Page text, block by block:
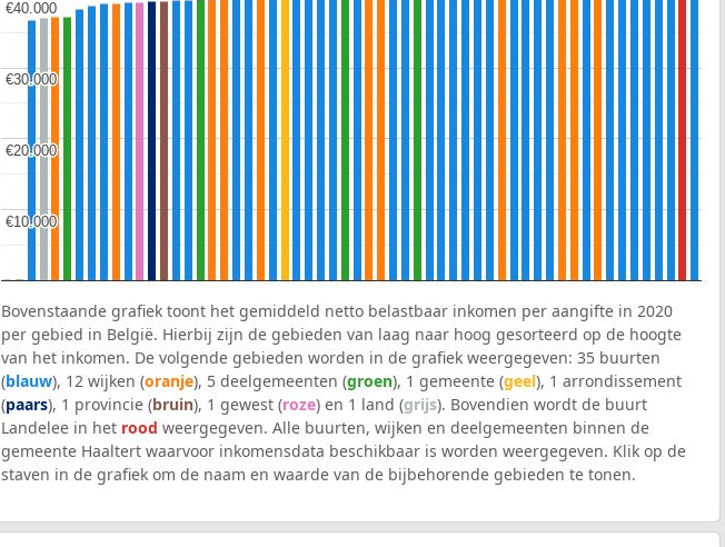
€10.000
€10.000
€20.000
€20.000
€30.000
€30.000
€40.000
€40.000
Bovenstaande grafiek toont het gemiddeld netto belastbaar inkomen per aangifte in 2020
per gebied in België. Hierbij zijn de gebieden van laag naar hoog gesorteerd op de hoogte
van het inkomen. De volgende gebieden worden in de grafiek weergegeven: 35 buurten
(blauw), 12 wijken (oranje), 5 deelgemeenten (groen), 1 gemeente (geel), 1 arrondissement
(paars), 1 provincie (bruin), 1 gewest (roze) en 1 land (grijs). Bovendien wordt de buurt
Landelee in het rood weergegeven. Alle buurten, wijken en deelgemeenten binnen de
gemeente Haaltert waarvoor inkomensdata beschikbaar is worden weergegeven. Klik op de
staven in de grafiek om de naam en waarde van de bijbehorende gebieden te tonen.